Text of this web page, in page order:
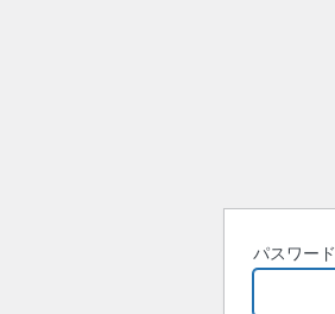
パスワード